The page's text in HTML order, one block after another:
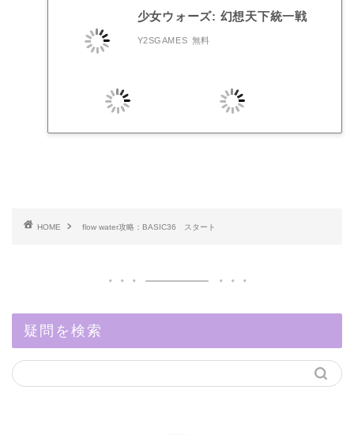
少女ウォーズ: 幻想天下統一戦
Y2SGAMES 無料
HOME flow water攻略：BASIC36 スタート
疑問を検索